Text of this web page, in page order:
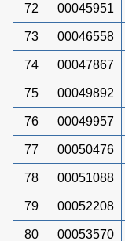
72 00045951
73 00046558
74 00047867
75 00049892
76 00049957
77 00050476
78 00051088
79 00052208
80 00053570